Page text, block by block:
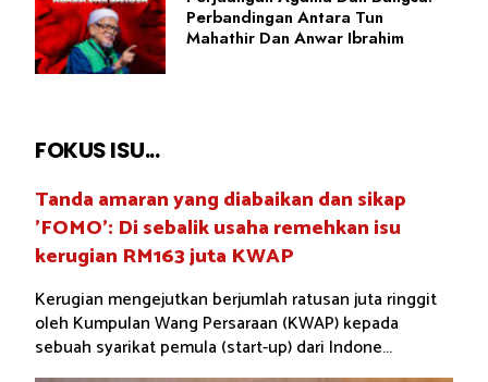
Perbandingan Antara Tun
Mahathir Dan Anwar Ibrahim
FOKUS ISU...
Tanda amaran yang diabaikan dan sikap
'FOMO': Di sebalik usaha remehkan isu
kerugian RM163 juta KWAP
Kerugian mengejutkan berjumlah ratusan juta ringgit
oleh Kumpulan Wang Persaraan (KWAP) kepada
sebuah syarikat pemula (start-up) dari Indone...